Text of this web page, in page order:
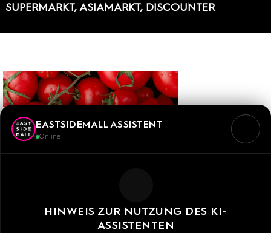
EASTSIDEMALL ASSISTENT
Online
HINWEIS ZUR NUTZUNG DES KI-
ASSISTENTEN
SUPERMARKT, ASIAMARKT, DISCOUNTER